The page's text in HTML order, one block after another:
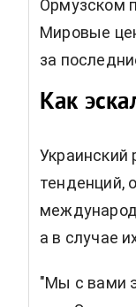
Ормузском
Мировые
за
Как
Украинский
тенденций,
а в случае
"Мы с вами